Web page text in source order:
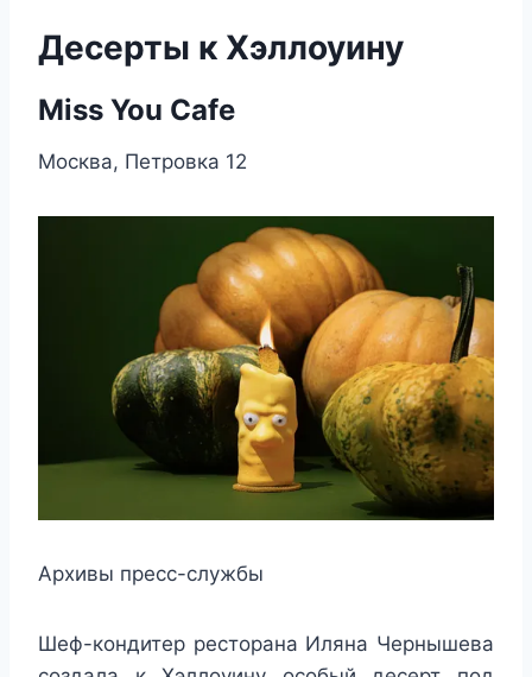
Десерты к Хэллоуину
Miss You Cafe
Москва, Петровка 12
Архивы пресс-службы
Шеф-кондитер ресторана Иляна Чернышева